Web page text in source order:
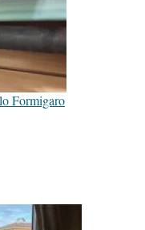
Formigaro